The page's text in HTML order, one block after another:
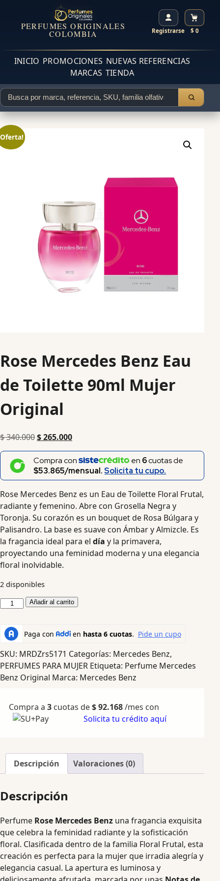
PERFUMES ORIGINALES
COLOMBIA Registrarse $ 0
INICIO PROMOCIONES NUEVAS REFERENCIAS
MARCAS TIENDA
Rose Mercedes Benz Eau
de Toilette 90ml Mujer
Original
$340.000$265.000
Compra con en 6cuotas de
$53.865/mensual.Solicita tu cupo.
Rose Mercedes Benz es un Eau de Toilette Floral Frutal,
radiante y femenino. Abre con Grosella Negra y
Toronja. Su corazón es un bouquet de Rosa Búlgara y
Palisandro. La base es suave con Ámbar y Almizcle. Es
la fragancia ideal para el día y la primavera,
proyectando una feminidad moderna y una elegancia
floral inolvidable.
2 disponibles
Añadir al carrito
SKU: MRDZrs5171 Categorías: Mercedes Benz,
PERFUMES PARA MUJER Etiqueta: Perfume Mercedes
Benz Original Marca: Mercedes Benz
Compra a 3 cuotas de$92.168/mes con
Solicita tu crédito aquí
Descripción Valoraciones (0)
Descripción
Perfume Rose Mercedes Benz una fragancia exquisita
que celebra la feminidad radiante y la sofisticación
floral. Clasificada dentro de la familia Floral Frutal, esta
creación es perfecta para la mujer que irradia alegría y
elegancia casual. La apertura es luminosa y